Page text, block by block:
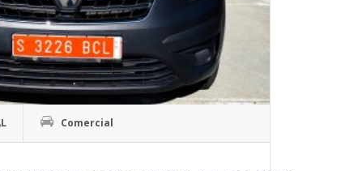
Comercial